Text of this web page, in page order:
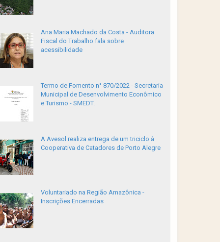
Ana Maria Machado da Costa - Auditora
Fiscal do Trabalho fala sobre
acessibilidade
Termo de Fomento n° 870/2022 - Secretaria
Municipal de Desenvolvimento Econômico
e Turismo - SMEDT.
A Avesol realiza entrega de um triciclo à
Cooperativa de Catadores de Porto Alegre
Voluntariado na Região Amazônica -
Inscrições Encerradas